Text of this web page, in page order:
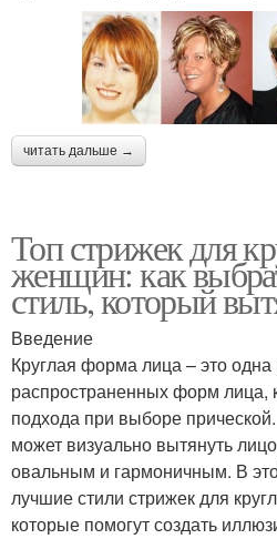
читать дальше →
Топ стрижек для
женщин: как
стиль, который
Введение
Круглая форма лица – это
распространенных форм лица,
подхода при выборе
может визуально вытянуть
овальным и гармоничным. В
лучшие стили стрижек для
которые помогут создать